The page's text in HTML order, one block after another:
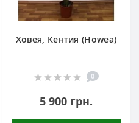
Ховея, Кентия (Howea)
0
5 900 грн.